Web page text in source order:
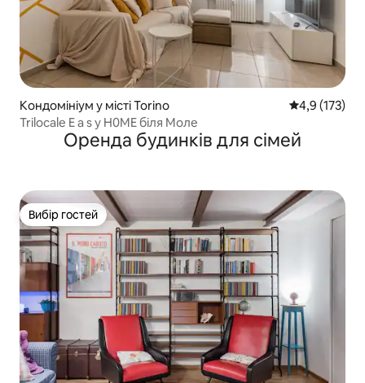
Кондомініум у місті Torino Середня
4,9 (173)
Trilocale E a s y H0ME біля Моле
Оренда будинків для сімей
Вибір гостей
Вибір гостей